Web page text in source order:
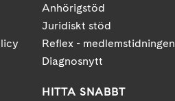
Anhörigstöd
Juridiskt stöd
Reflex - medlemstidningen
Diagnosnytt
HITTA SNABBT